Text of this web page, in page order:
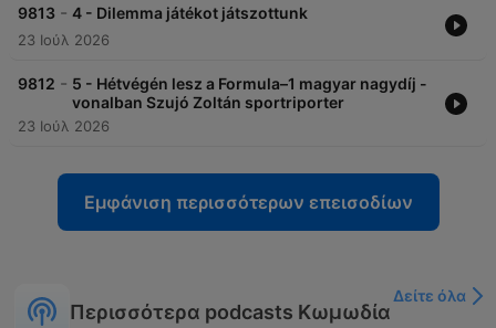
9813 - 4 - Dilemma játékot játszottunk
23 Ιούλ 2026
9812 - 5 - Hétvégén lesz a Formula–1 magyar nagydíj -
vonalban Szujó Zoltán sportriporter
23 Ιούλ 2026
Εμφάνιση περισσότερων επεισοδίων
Περισσότερα podcasts Κωμωδία
Δείτε όλα